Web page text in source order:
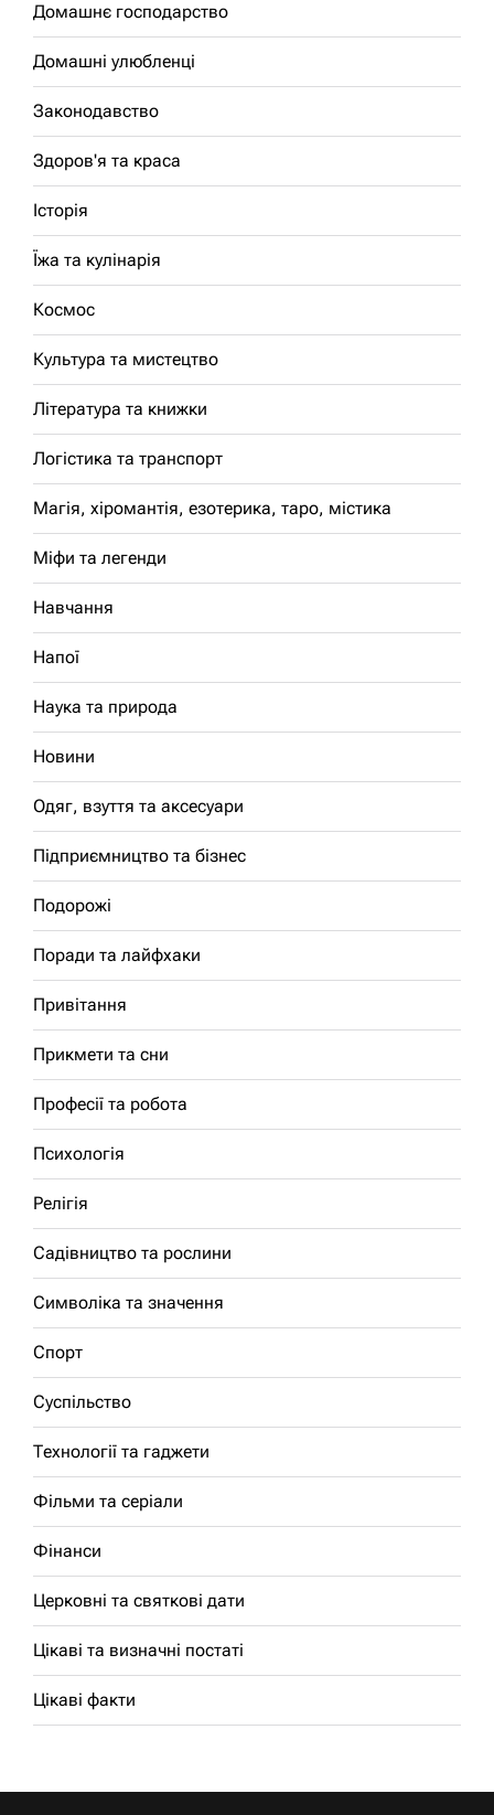
Домашнє господарство
Домашні улюбленці
Законодавство
Здоров'я та краса
Історія
Їжа та кулінарія
Космос
Культура та мистецтво
Література та книжки
Логістика та транспорт
Магія, хіромантія, езотерика, таро, містика
Міфи та легенди
Навчання
Напої
Наука та природа
Новини
Одяг, взуття та аксесуари
Підприємництво та бізнес
Подорожі
Поради та лайфхаки
Привітання
Прикмети та сни
Професії та робота
Психологія
Релігія
Садівництво та рослини
Символіка та значення
Спорт
Суспільство
Технології та гаджети
Фільми та серіали
Фінанси
Церковні та святкові дати
Цікаві та визначні постаті
Цікаві факти